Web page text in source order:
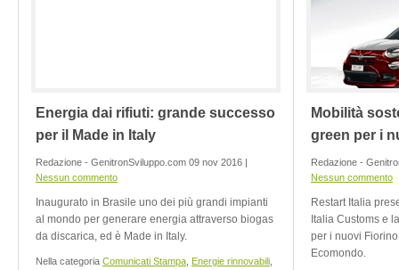
Energia dai rifiuti: grande successo
per il Made in Italy
Redazione - GenitronSviluppo.com 09 nov 2016 |
Nessun commento
Inaugurato in Brasile uno dei più grandi impianti
al mondo per generare energia attraverso biogas
da discarica, ed è Made in Italy.
Nella categoria Comunicati Stampa Energie rinnovabili
Mobilità
green per i
Redazione -
Nessun commento
Restart Italia
Italia Customs e
per i nuovi
Ecomondo.